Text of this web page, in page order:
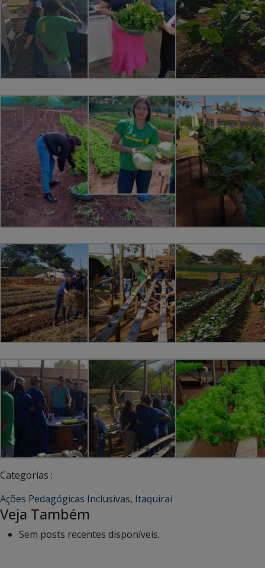
Categorias :
Ações Pedagógicas Inclusivas, Itaquirai
Veja Também
Sem posts recentes disponíveis.